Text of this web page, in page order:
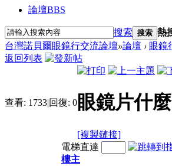
論壇BBS
搜索 搜索 熱
台灣諾貝爾眼鏡行交流論壇»論壇 › 眼鏡
返回列表
查看: 1733|回復: 0 眼鏡片什
[複製鏈接]
電梯直達
樓主